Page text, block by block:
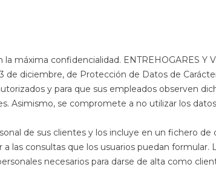
máxima confidencialidad. ENTREHOGARES Y
diciembre, de Protección de Datos de
y para que sus empleados observen
se compromete a no utilizar los
de sus clientes y los incluye en un fichero
las consultas que los usuarios puedan formular.
necesarios para darse de alta como